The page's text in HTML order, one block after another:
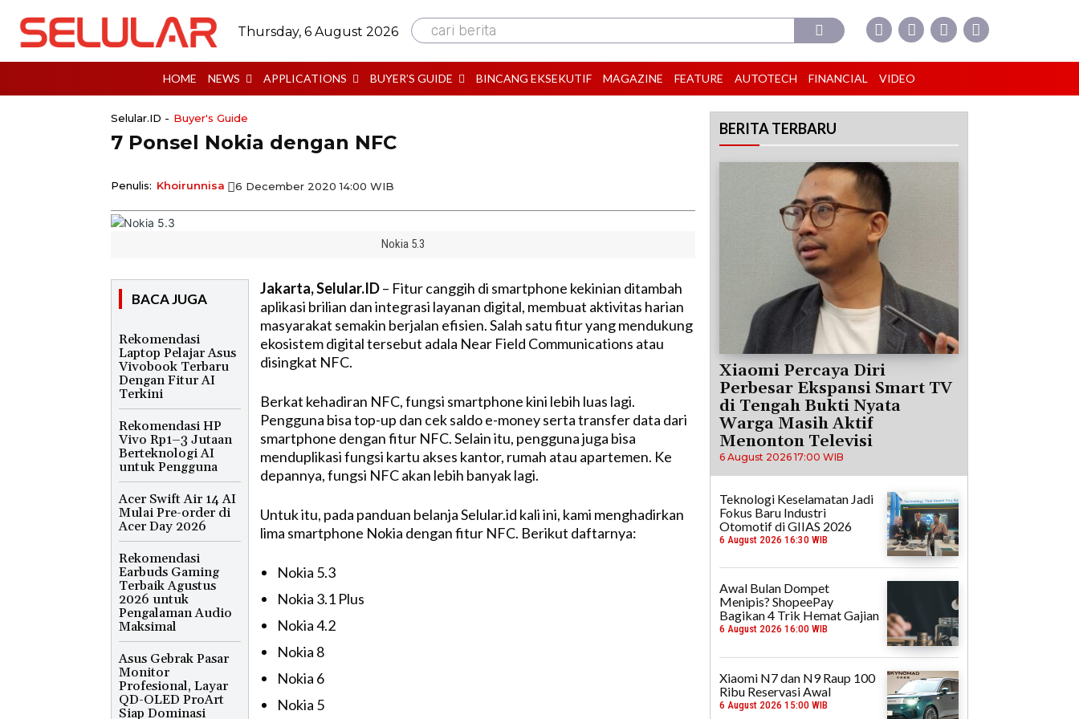
Thursday, 6 August 2026 cari berita
HOME NEWS APPLICATIONS BUYER’S GUIDE BINCANG EKSEKUTIF MAGAZINE FEATURE AUTOTECH FINANCIAL VIDEO
Selular.ID - Buyer's Guide
7 Ponsel Nokia dengan NFC
Penulis: Khoirunnisa 6 December 2020 14:00 WIB
Nokia 5.3
BACA JUGA
Rekomendasi
Laptop Pelajar Asus
Vivobook Terbaru
Dengan Fitur AI
Terkini
Rekomendasi HP
Vivo Rp1–3 Jutaan
Berteknologi AI
untuk Pengguna
Acer Swift Air 14 AI
Mulai Pre-order di
Acer Day 2026
Rekomendasi
Earbuds Gaming
Terbaik Agustus
2026 untuk
Pengalaman Audio
Maksimal
Asus Gebrak Pasar
Monitor
Profesional, Layar
QD-OLED ProArt
Siap Dominasi
Jakarta, Selular.ID– Fitur canggih di smartphone kekinian ditambah
aplikasi brilian dan integrasi layanan digital, membuat aktivitas harian
masyarakat semakin berjalan efisien. Salah satu fitur yang mendukung
ekosistem digital tersebut adala Near Field Communications atau
disingkat NFC.
Berkat kehadiran NFC, fungsi smartphone kini lebih luas lagi.
Pengguna bisa top-up dan cek saldo e-money serta transfer data dari
smartphone dengan fitur NFC. Selain itu, pengguna juga bisa
menduplikasi fungsi kartu akses kantor, rumah atau apartemen. Ke
depannya, fungsi NFC akan lebih banyak lagi.
Untuk itu, pada panduan belanja Selular.id kali ini, kami menghadirkan
lima smartphone Nokia dengan fitur NFC. Berikut daftarnya:
Nokia 5.3
Nokia 3.1 Plus
Nokia 4.2
Nokia 8
Nokia 6
Nokia 5
BERITA TERBARU
Xiaomi Percaya Diri
Perbesar Ekspansi Smart TV
di Tengah Bukti Nyata
Warga Masih Aktif
Menonton Televisi
6 August 2026 17:00 WIB
Teknologi Keselamatan Jadi
Fokus Baru Industri
Otomotif di GIIAS 2026
6 August 2026 16:30 WIB
Awal Bulan Dompet
Menipis? ShopeePay
Bagikan 4 Trik Hemat Gajian
6 August 2026 16:00 WIB
Xiaomi N7 dan N9 Raup 100
Ribu Reservasi Awal
6 August 2026 15:00 WIB